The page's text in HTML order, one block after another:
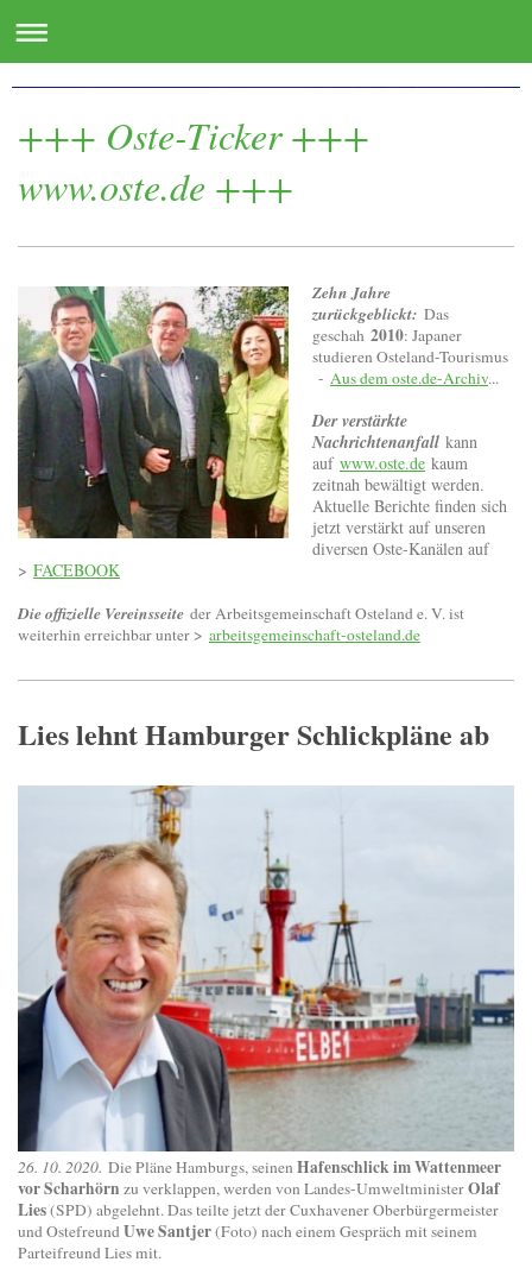
+++ Oste-Ticker +++
www.oste.de +++
Zehn Jahre
zurückgeblickt: Das
geschah 2010: Japaner
studieren Osteland-Tourismus
- Aus dem oste.de-Archiv...
Der verstärkte
Nachrichtenanfall kann
auf www.oste.de kaum
zeitnah bewältigt werden.
Aktuelle Berichte finden sich
jetzt verstärkt auf unseren
diversen Oste-Kanälen auf
> FACEBOOK
Die offizielle Vereinsseite der Arbeitsgemeinschaft Osteland e. V. ist
weiterhin erreichbar unter > arbeitsgemeinschaft-osteland.de
Lies lehnt Hamburger Schlickpläne ab
26. 10. 2020. Die Pläne Hamburgs, seinen Hafenschlick im Wattenmeer
vor Scharhörn zu verklappen, werden von Landes-UmweltministerOlaf
Lies(SPD) abgelehnt. Das teilte jetzt der Cuxhavener Oberbürgermeister
und OstefreundUwe Santjer(Foto) nach einem Gespräch mit seinem
Parteifreund Lies mit.